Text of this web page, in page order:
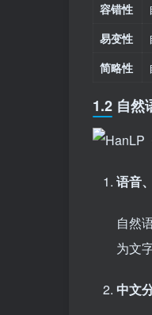
容错性
易变性
简略性
1.2 自然
语音
自然
为文
中文